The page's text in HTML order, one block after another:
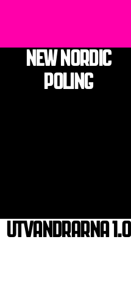
NEW NORDIC
POLING
UTVANDRARNA 1.0